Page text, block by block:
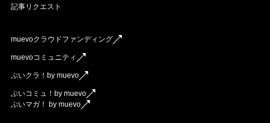
記事リクエスト
muevoクラウドファンディング
muevoコミュニティ
ぶいクラ！by muevo
ぶいコミュ！by muevo
ぶいマガ！ by muevo